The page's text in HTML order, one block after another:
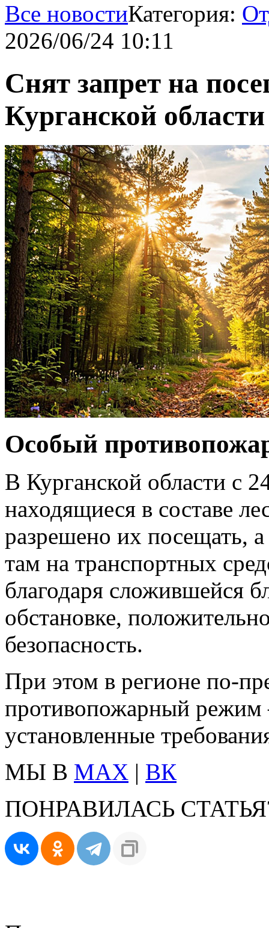
Все новостиКатегория:
2026/06/24 10:11
Снят запрет на
Курганской области
Особый
В Курганской области с
находящиеся в составе
разрешено их посещать,
там на транспортных
благодаря сложившейся
обстановке,
безопасность.
При этом в регионе
противопожарный
установленные
МЫ В MAX | ВК
ПОНРАВИЛАСЬ